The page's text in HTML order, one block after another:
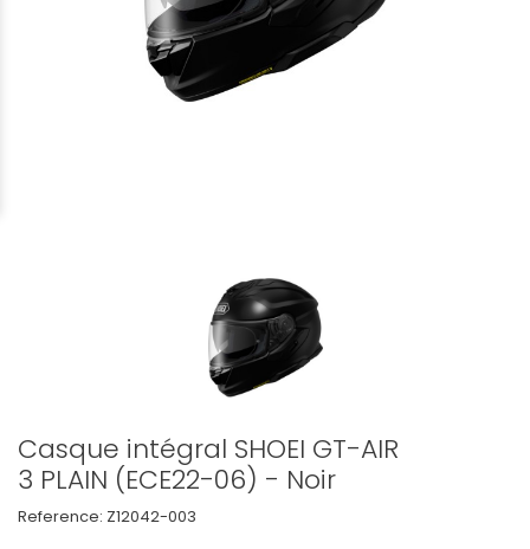
Casque intégral SHOEI GT-AIR
3 PLAIN (ECE22-06) - Noir
Reference: Z12042-003